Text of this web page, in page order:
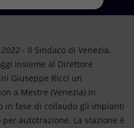
- Il Sindaco di Venezia,
insieme al Direttore
Giuseppe Ricci un
a Mestre (Venezia) in
in fase di collaudo gli impianti
autotrazione. La stazione è